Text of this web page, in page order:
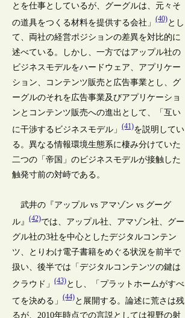
とを仕事としているが、グーグルは、元々そ
の道具をつくる材料を提供する会社」(40)とし
て、両社の経営ポジションの差異を対比的に
述べている。しかし、一方ではアップル社の
ビジネスモデルをハードウェア、アプリケー
ション、コンテンツ販売と広告事業とし、グ
ーグルのそれを広告事業及びアプリケーショ
ンとコンテンツ販売への進出として、「互い
に干渉するビジネスモデル」(41)を説明してい
る。異なる情報環境生態系に棲み分けていた
二つの「帝国」のビジネスモデルが接触した
触発寸前の対峙である。
武井の『アップル vs アマゾン vs グーグ
ル』(42)では、アップル社、アマゾン社、グー
グル社の3社を中心としたデジタルコンテン
ツ、とりわけ電子書籍をめぐる状況を前半で
扱い、後半では「デジタルコンテンツの鍵は
クラウド」(43)とし、「プラットホームがすべ
てを決める」(44)と展開する。論述に荒さは残
るが、2010年時点での言説としては視野の射